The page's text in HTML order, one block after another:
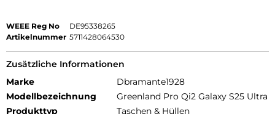
WEEE Reg No
DE95338265
Artikelnummer 5711428064530
Zusätzliche Informationen
Marke
Dbramante1928
Modellbezeichnung
Greenland Pro Qi2 Galaxy S25 Ultra
Produkttyp
Taschen & Hüllen